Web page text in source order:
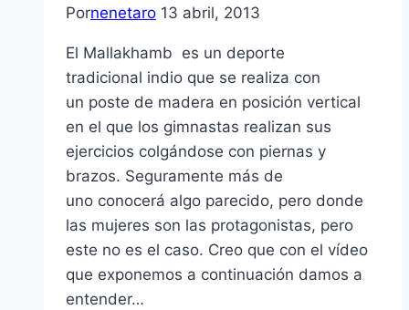
Pornenetaro 13 abril, 2013
El Mallakhamb es un deporte
tradicional indio que se realiza con
un poste de madera en posición vertical
en el que los gimnastas realizan sus
ejercicios colgándose con piernas y
brazos. Seguramente más de
uno conocerá algo parecido, pero donde
las mujeres son las protagonistas, pero
este no es el caso. Creo que con el ví­deo
que exponemos a continuación damos a
entender…